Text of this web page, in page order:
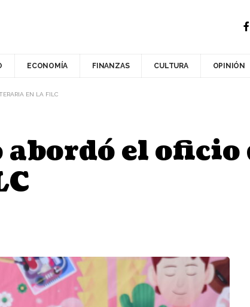
ECONOMÍA FINANZAS CULTURA OPINIÓN
EN LA FILC
el oficio